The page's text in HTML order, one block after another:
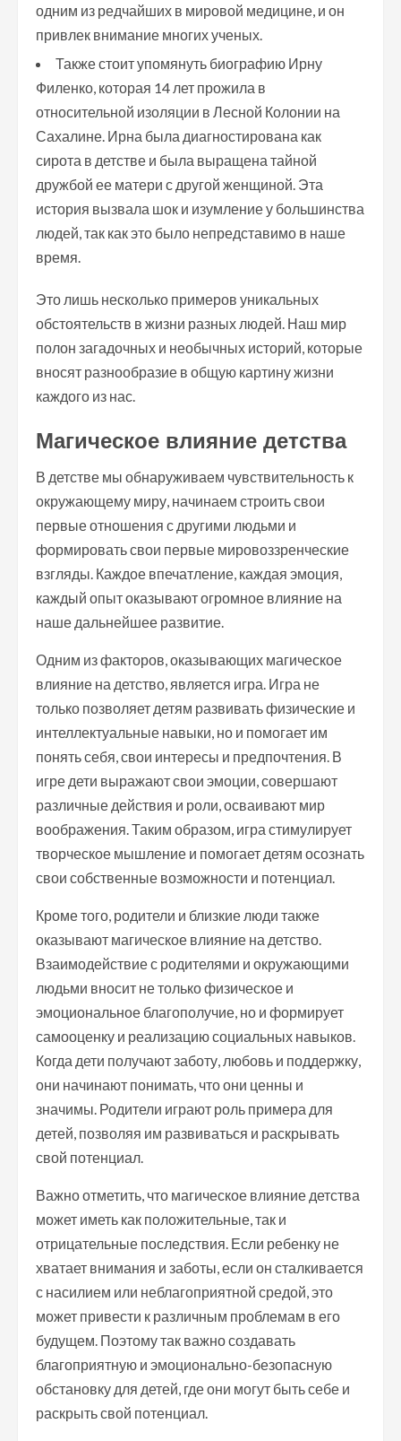
одним из редчайших в мировой медицине, и он
привлек внимание многих ученых.
Также стоит упомянуть биографию Ирну
Филенко, которая 14 лет прожила в
относительной изоляции в Лесной Колонии на
Сахалине. Ирна была диагностирована как
сирота в детстве и была выращена тайной
дружбой ее матери с другой женщиной. Эта
история вызвала шок и изумление у большинства
людей, так как это было непредставимо в наше
время.
Это лишь несколько примеров уникальных
обстоятельств в жизни разных людей. Наш мир
полон загадочных и необычных историй, которые
вносят разнообразие в общую картину жизни
каждого из нас.
Магическое влияние детства
В детстве мы обнаруживаем чувствительность к
окружающему миру, начинаем строить свои
первые отношения с другими людьми и
формировать свои первые мировоззренческие
взгляды. Каждое впечатление, каждая эмоция,
каждый опыт оказывают огромное влияние на
наше дальнейшее развитие.
Одним из факторов, оказывающих магическое
влияние на детство, является игра. Игра не
только позволяет детям развивать физические и
интеллектуальные навыки, но и помогает им
понять себя, свои интересы и предпочтения. В
игре дети выражают свои эмоции, совершают
различные действия и роли, осваивают мир
воображения. Таким образом, игра стимулирует
творческое мышление и помогает детям осознать
свои собственные возможности и потенциал.
Кроме того, родители и близкие люди также
оказывают магическое влияние на детство.
Взаимодействие с родителями и окружающими
людьми вносит не только физическое и
эмоциональное благополучие, но и формирует
самооценку и реализацию социальных навыков.
Когда дети получают заботу, любовь и поддержку,
они начинают понимать, что они ценны и
значимы. Родители играют роль примера для
детей, позволяя им развиваться и раскрывать
свой потенциал.
Важно отметить, что магическое влияние детства
может иметь как положительные, так и
отрицательные последствия. Если ребенку не
хватает внимания и заботы, если он сталкивается
с насилием или неблагоприятной средой, это
может привести к различным проблемам в его
будущем. Поэтому так важно создавать
благоприятную и эмоционально-безопасную
обстановку для детей, где они могут быть себе и
раскрыть свой потенциал.